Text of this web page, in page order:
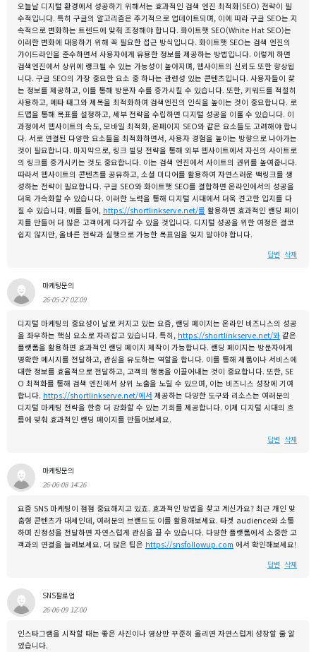
오늘날 디지털 환경에서 성공하기 위해서는 효과적인 검색 엔진 최적화(SEO) 전략이 필
수적입니다. 특히 구글의 알고리즘은 주기적으로 업데이트되며, 이에 따라 구글 SEO는 지
속적으로 변화하는 트렌드에 맞춰 조정해야 합니다. 화이트햇 SEO(White Hat SEO)는
이러한 변화에 대응하기 위해 꼭 필요한 접근 방식입니다. 화이트햇 SEO는 검색 엔진의
가이드라인을 준수하면서 사용자에게 유용한 정보를 제공하는 방법입니다. 이렇게 하면
검색엔진에서 상위에 랭크될 수 있는 가능성이 높아지며, 웹사이트의 신뢰도 또한 향상됩
니다. 구글 SEO의 가장 중요한 요소 중 하나는 관련성 있는 콘텐츠입니다. 사용자들이 찾
는 정보를 제공하고, 이를 통해 방문자 수를 증가시킬 수 있습니다. 또한, 키워드를 적절히
사용하고, 메타 태그와 제목을 최적화하여 검색엔진의 인식을 높이는 것이 중요합니다. 로
드맵을 통해 목표를 설정하고, 세부 전략을 수립하면 디지털 성공을 이룰 수 있습니다. 이
과정에서 웹사이트의 속도, 모바일 최적화, 온페이지 SEO와 같은 요소들도 고려해야 합니
다. 서로 연결된 다양한 요소들을 최적화하면서, 사용자 경험을 높이는 방향으로 나아가는
것이 필요합니다. 마지막으로, 링크 빌딩 전략을 통해 외부 웹사이트에서 자신의 사이트로
의 링크를 증가시키는 것도 중요합니다. 이는 검색 엔진에서 사이트의 권위를 높여줍니다.
따라서 웹사이트의 콘텐츠를 공유하고, 소셜 미디어를 활용하여 자연스러운 백링크를 생
성하는 전략이 필요합니다. 구글 SEO와 화이트햇 SEO를 결합하면 온라인에서의 성공을
더욱 가속화할 수 있습니다. 이러한 노력을 통해 디지털 시대에서 더욱 견고한 입지를 다
질 수 있습니다. 예를 들어, https://shortlinkserve.net/를 활용하면 효과적인 랜딩 페이
지를 만들어 더 많은 고객에게 다가갈 수 있을 것입니다. 디지털 성공을 위한 여정은 결코
쉽지 않지만, 올바른 전략과 실행으로 가능한 목표임을 잊지 말아야 합니다.
답변 삭제
마케팅문의
26-05-27 02:09
디지털 마케팅의 중요성이 날로 커지고 있는 요즘, 랜딩 페이지는 온라인 비즈니스의 성공
을 좌우하는 핵심 요소로 자리잡고 있습니다. 특히, https://shortlinkserve.net/와 같은
플랫폼을 활용하면 효과적인 랜딩 페이지 제작이 가능합니다. 랜딩 페이지는 방문자에게
명확한 메시지를 전달하고, 관심을 유도하는 역할을 합니다. 이를 통해 제품이나 서비스에
대한 정보를 효율적으로 전달하고, 고객의 행동을 이끌어내는 것이 중요합니다. 또한, SE
O 최적화를 통해 검색 엔진에서 상위 노출을 노릴 수 있으며, 이는 비즈니스 성장에 기여
합니다. https://shortlinkserve.net/에서 제공하는 다양한 도구와 리소스는 여러분의
디지털 마케팅 전략을 한층 더 강화할 수 있는 기회를 제공합니다. 이제 디지털 시대의 흐
름에 맞춰 효과적인 랜딩 페이지를 만들어보세요.
답변 삭제
마케팅문의
26-06-08 14:26
요즘 SNS 마케팅이 점점 중요해지고 있죠. 효과적인 방법을 찾고 계신가요? 최근 개인 맞
춤형 콘텐츠가 대세인데, 여러분의 브랜드도 이를 활용해보세요. 타겟 audience와 소통
하며 진정성을 전달하면 자연스럽게 관심을 끌 수 있습니다. 다양한 플랫폼에서 소중한 고
객과의 연결을 늘려보세요. 더 많은 팁은 https://snsfollowup.com 에서 확인해보세요!
답변 삭제
SNS팔로업
26-06-09 12:00
인스타그램을 시작할 때는 좋은 사진이나 영상만 꾸준히 올리면 자연스럽게 성장할 줄 알
았습니다.